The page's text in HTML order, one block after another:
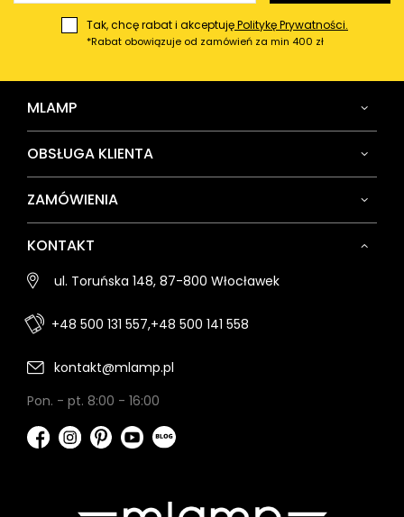
Tak, chcę rabat i akceptujęPolitykę Prywatności.
*Rabat obowiązuje od zamówień za min 400 zł
MLAMP
OBSŁUGA KLIENTA
ZAMÓWIENIA
KONTAKT
ul. Toruńska 148, 87-800 Włocławek
+48 500 131 557,+48 500 141 558
kontakt@mlamp.pl
Pon. - pt. 8:00 - 16:00